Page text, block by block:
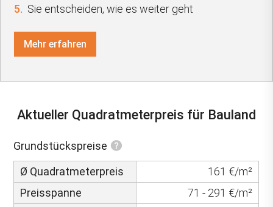
5. Sie entscheiden, wie es weiter geht
Mehr erfahren
Aktueller Quadratmeterpreis für Bauland
Grundstückspreise
Ø Quadratmeterpreis
161 €/m²
Preisspanne
71 - 291 €/m²